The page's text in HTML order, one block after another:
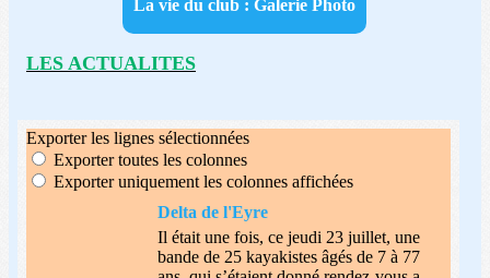
La vie du club : Galerie Photo
LES ACTUALITES